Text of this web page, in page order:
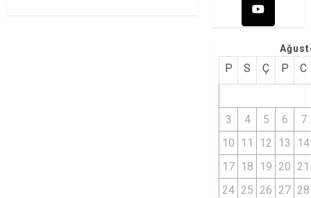
P S Ç P C
3 4 5 6
7
10 11 12 13
14
17 18 19 20 21
24 25 26 27 28